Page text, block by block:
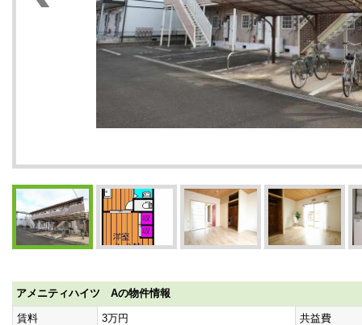
アメニティハイツ Aの物件情報
賃料 3万円 共益費